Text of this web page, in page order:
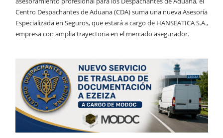
Centro Despachantes de Aduana (CDA) suma una nueva Asesoría
Especializada en Seguros, que estará a cargo de HANSEATICA S.A.,
empresa con amplia trayectoria en el mercado asegurador.